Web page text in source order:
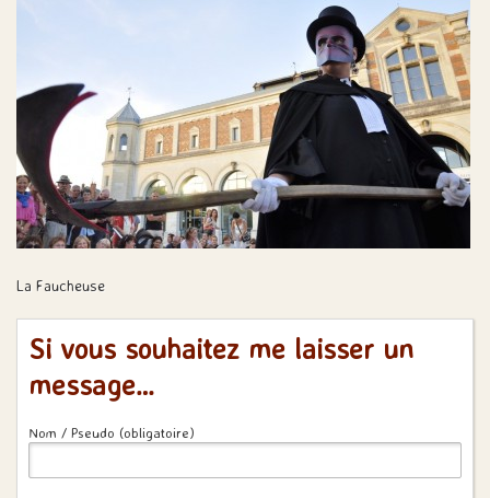
La Faucheuse
Si vous souhaitez me laisser un
message…
Nom / Pseudo (obligatoire)